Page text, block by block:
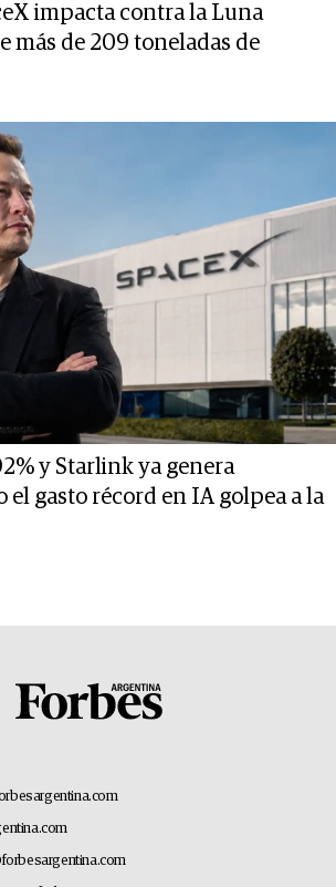
impacta contra la Luna
más de 209 toneladas de
y Starlink ya genera
el gasto récord en IA golpea a la